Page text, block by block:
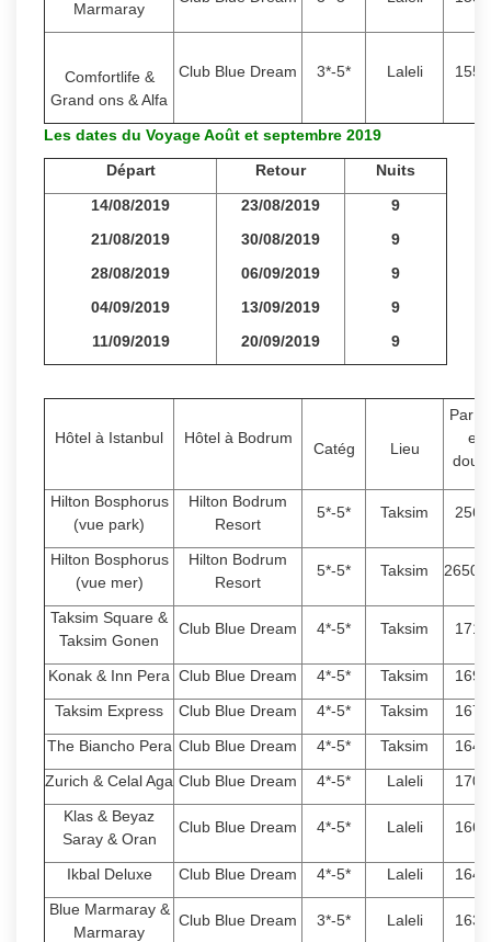
Marmaray
Comfortlife &
Grand ons & Alfa
Club Blue Dream 3*-5* Laleli
Les dates du Voyage Août et septembre 2019
Départ
Retour
Nuits
14/08/2019
21/08/2019
28/08/2019
04/09/2019
11/09/2019
23/08/2019
30/08/2019
06/09/2019
13/09/2019
20/09/2019
9
9
9
9
9
Hôtel à Istanbul Hôtel à Bodrum
Catég Lieu
Par
en
Hilton Bosphorus
(vue park)
Hilton Bodrum
Resort
5*-5* Taksim
Hilton Bosphorus
(vue mer)
Hilton Bodrum
Resort
5*-5* Taksim 26500
Taksim Square &
Taksim Gonen
Club Blue Dream 4*-5* Taksim
Konak & Inn Pera Club Blue Dream 4*-5* Taksim
Taksim Express
Club Blue Dream 4*-5* Taksim
The Biancho Pera Club Blue Dream 4*-5* Taksim
Zurich & Celal Aga Club Blue Dream 4*-5* Laleli
Klas & Beyaz
Saray & Oran
Club Blue Dream 4*-5* Laleli
Ikbal Deluxe Club Blue Dream 4*-5* Laleli
Blue Marmaray &
Marmaray
Club Blue Dream 3*-5* Laleli